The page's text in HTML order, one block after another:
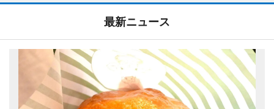
最新ニュース